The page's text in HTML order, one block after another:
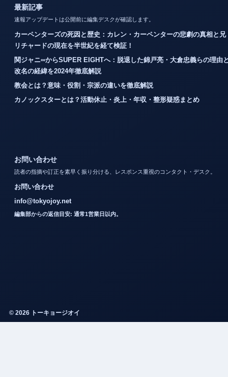
最新記事
速報アップデートは公開前に編集デスクが確認します。
カーペンターズの死因と歴史：カレン・カーペンターの悲劇の真相と兄
リチャードの現在を半世紀を経て検証！
関ジャニ∞からSUPER EIGHTへ：脱退した錦戸亮・大倉忠義らの理由
改名の経緯を2024年徹底解説
教会とは？意味・役割・宗派の違いを徹底解説
カノックスターとは？活動休止・炎上・年収・整形疑惑まとめ
お問い合わせ
読者の指摘や訂正を素早く振り分ける、レスポンス重視のコンタクト・デスク。
お問い合わせ
info@tokyojoy.net
編集部からの返信目安: 通常1営業日以内。
© 2026 トーキョージオイ